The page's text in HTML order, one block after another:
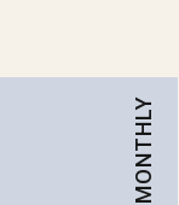
MONTHLY